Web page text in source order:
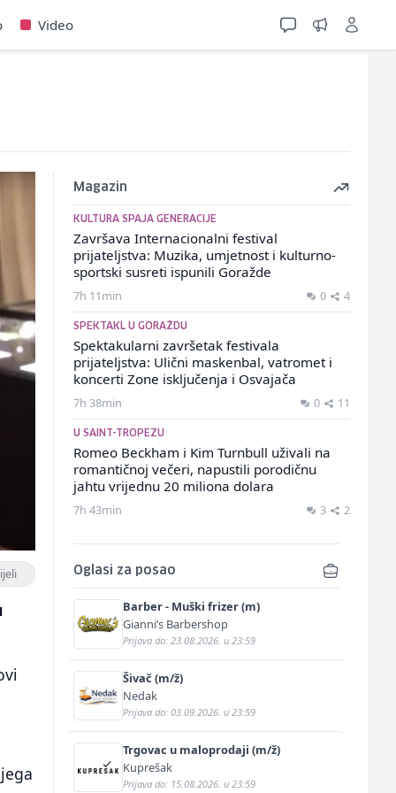
Video
Magazin
KULTURA SPAJA GENERACIJE
Završava Internacionalni festival
prijateljstva: Muzika, umjetnost i kulturno-
sportski susreti ispunili Goražde
7h 11min 0 4
SPEKTAKL U GORAŽDU
Spektakularni završetak festivala
prijateljstva: Ulični maskenbal, vatromet i
koncerti Zone isključenja i Osvajača
7h 38min 0 11
U SAINT-TROPEZU
Romeo Beckham i Kim Turnbull uživali na
romantičnoj večeri, napustili porodičnu
jahtu vrijednu 20 miliona dolara
7h 43min 3 2
Oglasi za posao
Barber - Muški frizer (m)
Gianni’s Barbershop
Prijava do: 23.08.2026. u 23:59
Šivač (m/ž)
Nedak
Prijava do: 03.09.2026. u 23:59
Trgovac u maloprodaji (m/ž)
Kuprešak
Prijava do: 15.08.2026. u 23:59